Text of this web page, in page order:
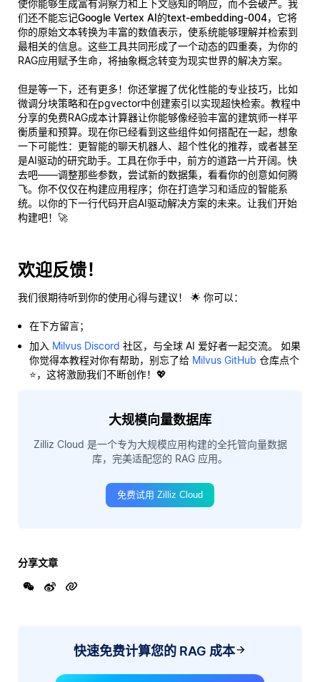
使你能够生成富有洞察力和上下文感知的响应，而不会破产。我
们还不能忘记Google Vertex AI的text-embedding-004，它将
你的原始文本转换为丰富的数值表示，使系统能够理解并检索到
最相关的信息。这些工具共同形成了一个动态的四重奏，为你的
RAG应用赋予生命，将抽象概念转变为现实世界的解决方案。
但是等一下，还有更多！你还掌握了优化性能的专业技巧，比如
微调分块策略和在pgvector中创建索引以实现超快检索。教程中
分享的免费RAG成本计算器让你能够像经验丰富的建筑师一样平
衡质量和预算。现在你已经看到这些组件如何搭配在一起，想象
一下可能性：更智能的聊天机器人、超个性化的推荐，或者甚至
是AI驱动的研究助手。工具在你手中，前方的道路一片开阔。快
去吧——调整那些参数，尝试新的数据集，看看你的创意如何腾
飞。你不仅仅在构建应用程序；你在打造学习和适应的智能系
统。以你的下一行代码开启AI驱动解决方案的未来。让我们开始
构建吧！🚀
欢迎反馈！
我们很期待听到你的使用心得与建议！ 🌟 你可以：
在下方留言；
加入 Milvus Discord 社区，与全球 AI 爱好者一起交流。 如果
你觉得本教程对你有帮助，别忘了给 Milvus GitHub 仓库点个
⭐，这将激励我们不断创作！💖
大规模向量数据库
Zilliz Cloud 是一个专为大规模应用构建的全托管向量数据
库，完美适配您的 RAG 应用。
免费试用 Zilliz Cloud
分享文章
快速免费计算您的 RAG 成本